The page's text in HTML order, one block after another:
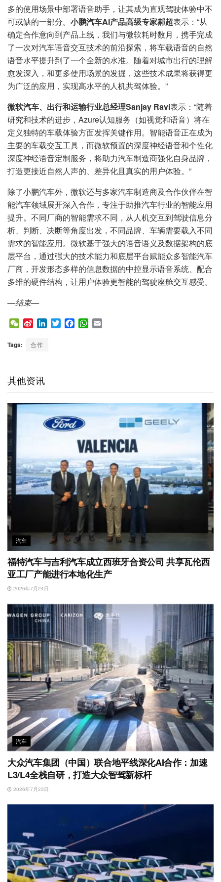
多的使用场景中部署语音助手，让其成为直观驾驶体验中不
可或缺的一部分。 小鹏汽车AI产品高级专家郝超表示：“从
确定合作意向到产品上线，我们与微软耗时数月，携手完成
了一次对汽车语音交互技术的前沿探索，将车载语音的自然
语音水平提升到了一个全新的水准。随着对城市出行的理解
愈发深入，和更多使用场景的发掘，这些技术成果将获得更
为广泛的应用，实现高水平的人机共驾体验。”
微软汽车、出行和运输行业总经理Sanjay Ravi表示：“随着
研究和技术的进步，Azure认知服务（如视觉和语音）将在
定义独特的车载体验方面发挥关键作用。智能语音正在成为
主要的车载交互工具，而微软预置的深度神经语音和个性化
深度神经语音定制服务，将助力汽车制造商强化自身品牌，
打造更接近自然人声的、差异化且真实的用户体验。”
除了小鹏汽车外，微软还与多家汽车制造商及合作伙伴在智
能汽车领域展开深入合作，专注于助推汽车行业的智能应用
提升。不同厂商的智能需求不同，从人机交互到驾驶信息分
析、判断、决断等角度出发，不同品牌、车辆需要载入不同
需求的智能应用。微软基于强大的语音语义及数据架构的底
层平台，通过强大的技术能力和底层平台赋能众多智能汽车
厂商，开发形态多样的信息数据的中控显示语音系统、配合
多维的硬件结构，让用户体验更智能的驾驶座舱交互感受。
—结束—
W
C
S
n
i
o
L
T
F
W
Tags: 合作
其他资讯
汽车
福特汽车与吉利汽车成立西班牙合资公司 共享瓦伦西
亚工厂产能进行本地化生产
2026年7月24日
汽车
大众汽车集团（中国）联合地平线深化AI合作：加速
L3/L4全栈自研，打造大众智驾新标杆
2026年7月23日